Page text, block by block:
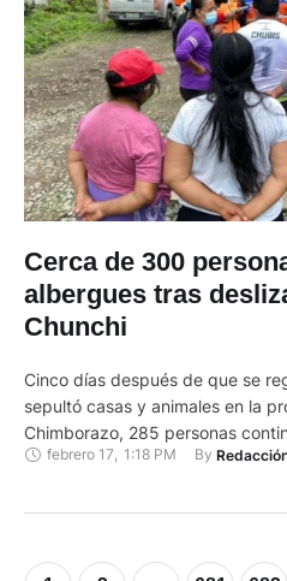
Cerca de 300
albergues tras
Chunchi
Cinco días después de que se
sepultó casas y animales en la
Chimborazo, 285 personas
temporales, informaron este
organismo precisó que 69
febrero 17, 1:18 PM By